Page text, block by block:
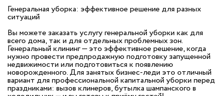
Генеральная уборка: эффективное решение для разных
ситуаций
Вы можете заказать услугу генеральной уборки как для
всего дома, так и для отдельных проблемных зон.
Генеральный клининг — это эффективное решение, когда
нужно провести предпродажную подготовку запущенной
недвижимости или подготовиться к появлению
новорожденного. Для занятых бизнес-леди это отличный
вариант для профессиональной капитальной уборки перед
праздниками: вызов клинеров, бутылка шампанского в